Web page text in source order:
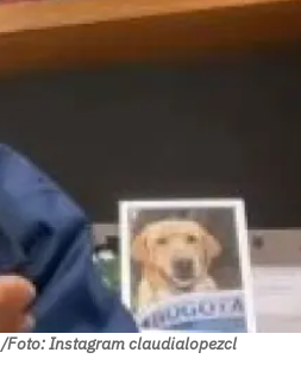
/Foto: Instagram claudialopezcl